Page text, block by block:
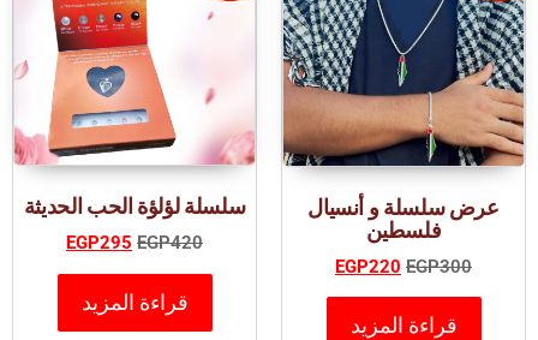
عرض سلسلة و أنسيال
فلسطين
EGP300
EGP220
قراءة المزيد
سلسلة لؤلؤة الحب الحديثة
EGP420
EGP295
قراءة المزيد